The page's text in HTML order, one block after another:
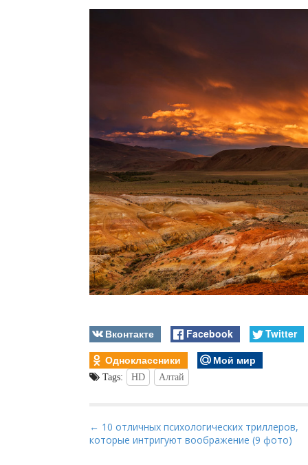
Вконтакте Facebook
Twitter
Одноклассники
Мой мир
Tags: HD Алтай
P
o
← 10 отличных психологических триллеров,
которые интригуют воображение (9 фото)